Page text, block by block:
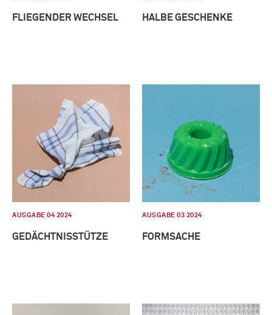
FLIEGENDER WECHSEL HALBE GESCHENKE
AUSGABE 04 2024
GEDÄCHTNISSTÜTZE
AUSGABE 03 2024
FORMSACHE